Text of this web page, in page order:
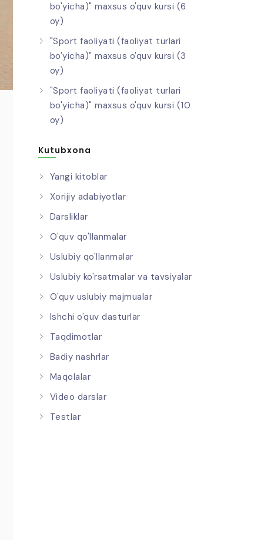
bo'yicha)" maxsus o'quv kursi (6
oy)
"Sport faoliyati (faoliyat turlari
bo'yicha)" maxsus o'quv kursi (3
oy)
"Sport faoliyati (faoliyat turlari
bo'yicha)" maxsus o'quv kursi (10
oy)
Kutubxona
Yangi kitoblar
Xorijiy adabiyotlar
Darsliklar
O'quv qo'llanmalar
Uslubiy qo'llanmalar
Uslubiy ko'rsatmalar va tavsiyalar
O'quv uslubiy majmualar
Ishchi o'quv dasturlar
Taqdimotlar
Badiy nashrlar
Maqolalar
Video darslar
Testlar